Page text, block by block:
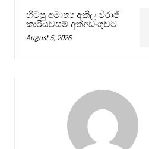
හිටපු අමාත්‍ය අකිල විරාජ්
කාරියවසම් අත්අඩංගුවට
August 5, 2026